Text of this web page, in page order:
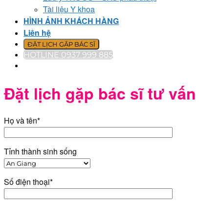
Tài liệu Y khoa
HÌNH ẢNH KHÁCH HÀNG
Liên hệ
ĐẶT LỊCH GẶP BÁC SĨ
HOTLINE 0937 999 885
Đặt lịch gặp bác sĩ tư vấn
Họ và tên*
Tỉnh thành sinh sống
Số điện thoại*